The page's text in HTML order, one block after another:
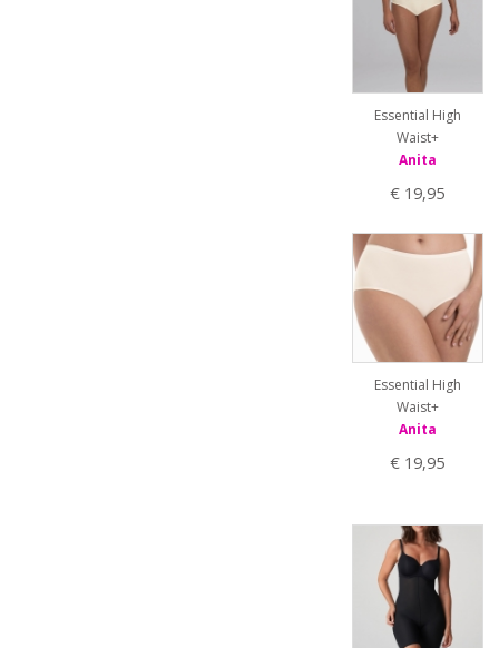
Essential High
Waist+
Anita
€ 19,95
Essential High
Waist+
Anita
€ 19,95